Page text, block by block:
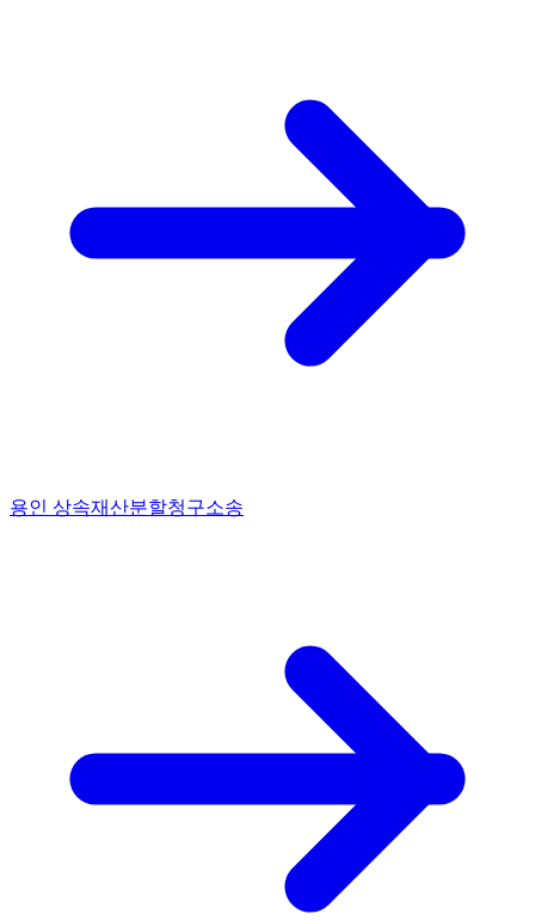
용인 상속재산분할청구소송